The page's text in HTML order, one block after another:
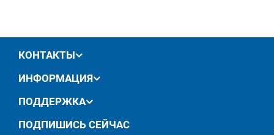
КОНТАКТЫ
ИНФОРМАЦИЯ
ПОДДЕРЖКА
ПОДПИШИСЬ СЕЙЧАС